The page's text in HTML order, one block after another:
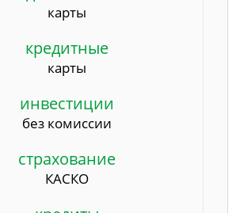
карты
кредитные
карты
инвестиции
без комиссии
страхование
КАСКО